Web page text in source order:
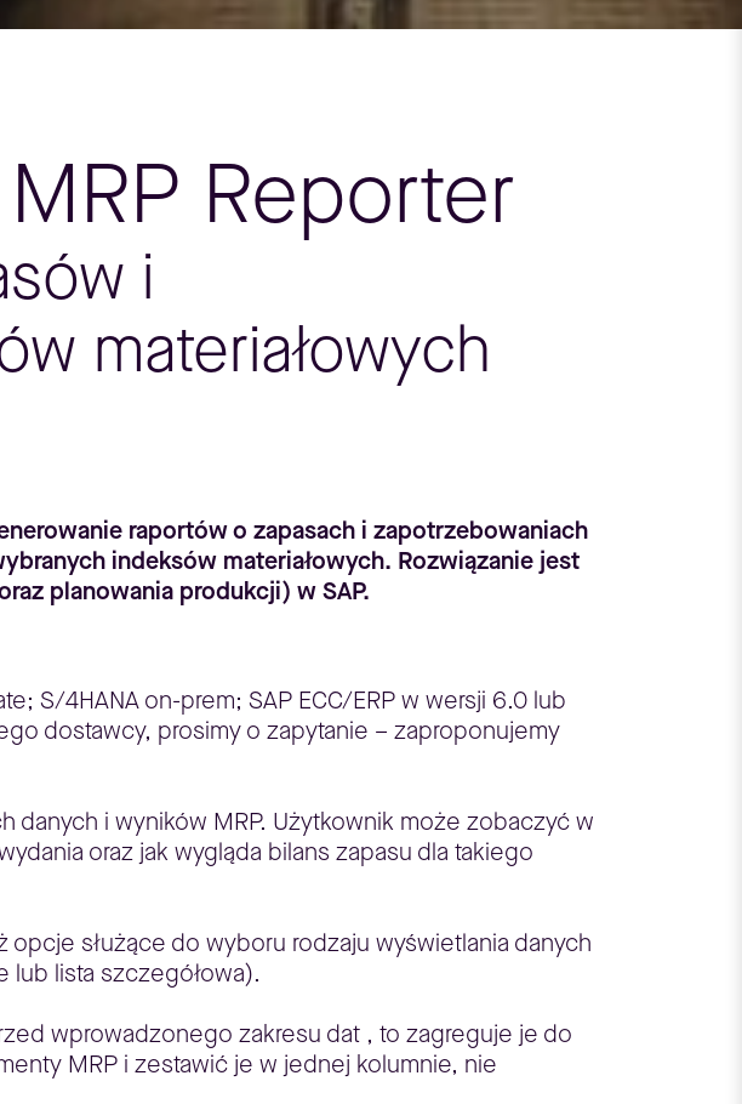
Reporter
i
materiałowych
raportów o zapasach i zapotrzebowaniach
indeksów materiałowych. Rozwiązanie jest
planowania produkcji) w SAP.
S/4HANA on-prem; SAP ECC/ERP w wersji 6.0 lub
dostawcy, prosimy o zapytanie – zaproponujemy
danych i wyników MRP. Użytkownik może zobaczyć w
oraz jak wygląda bilans zapasu dla takiego
służące do wyboru rodzaju wyświetlania danych
lista szczegółowa).
wprowadzonego zakresu dat , to zagreguje je do
MRP i zestawić je w jednej kolumnie, nie